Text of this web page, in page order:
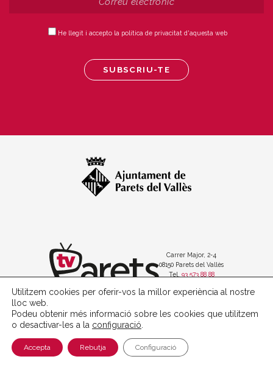
He llegit i accepto la política de privacitat d'aquesta web
Carrer Major, 2-4
08150 Parets del Vallès
Tel. 93 573 88 88
Avís legal
Política de cookies
Utilitzem cookies per oferir-vos la millor experiència al nostre
lloc web.
Podeu obtenir més informació sobre les cookies que utilitzem
o desactivar-les a la configuració
Accepta Rebutja Configuració